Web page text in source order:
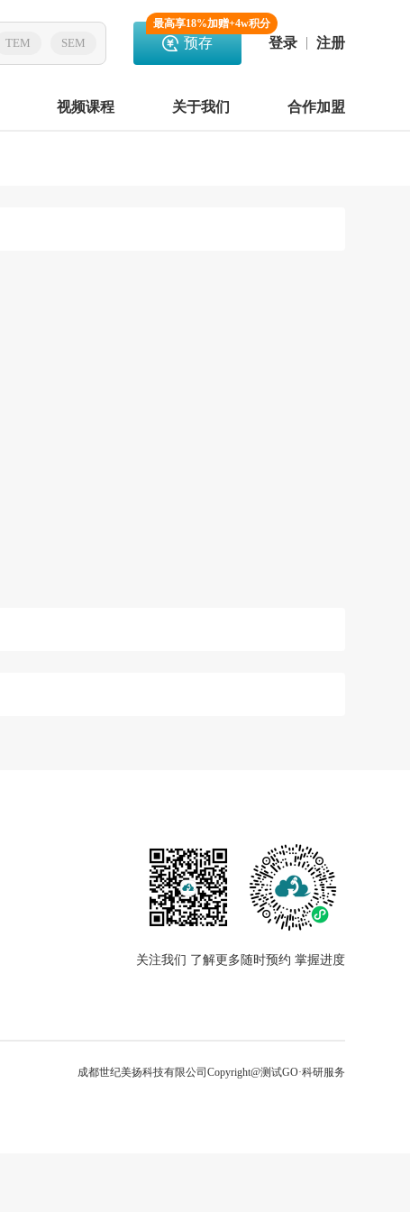
TEM SEM
最高享18%加赠+4w积分
预存 登录 注册
视频课程 关于我们 合作加盟
关注我们 了解更多 随时预约 掌握进度
成都世纪美扬科技有限公司 Copyright@测试GO·科研服务